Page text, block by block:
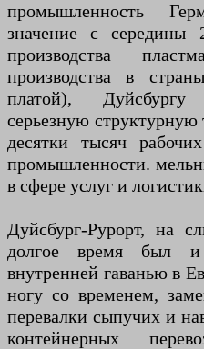
промышленность
значение с середины
производства
производства в
платой),
серьезную
десятки тысяч
промышленности.
в сфере услуг и
Дуйсбург-Рурорт, на
долгое время был и
внутренней гаванью в
ногу со временем,
перевалки сыпучих и
контейнерных